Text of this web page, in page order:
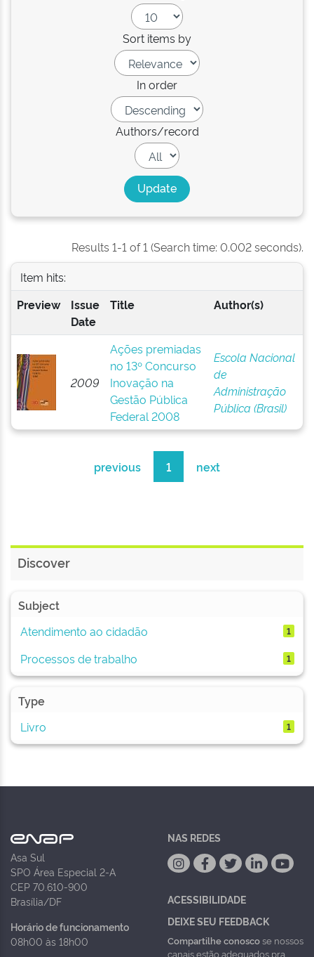
Sort items by
In order
Authors/record
Results 1-1 of 1 (Search time: 0.002 seconds).
Item hits:
Preview
Issue
Date
Title Author(s)
2009
Ações premiadas
no 13º Concurso
Inovação na
Gestão Pública
Federal 2008
Escola Nacional
de
Administração
Pública (Brasil)
previous 1 next
Discover
Subject
Atendimento ao cidadão
1
Processos de trabalho 1
Type
Livro
1
Asa Sul
SPO Área Especial 2-A
CEP 70.610-900
Brasília/DF
Horário de funcionamento
08h00 às 18h00
NAS REDES
ACESSIBILIDADE
DEIXE SEU FEEDBACK
Compartilhe conoscose nossos
canais estão adequados pra